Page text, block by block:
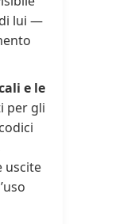
lui —
e le
per gli
uscite